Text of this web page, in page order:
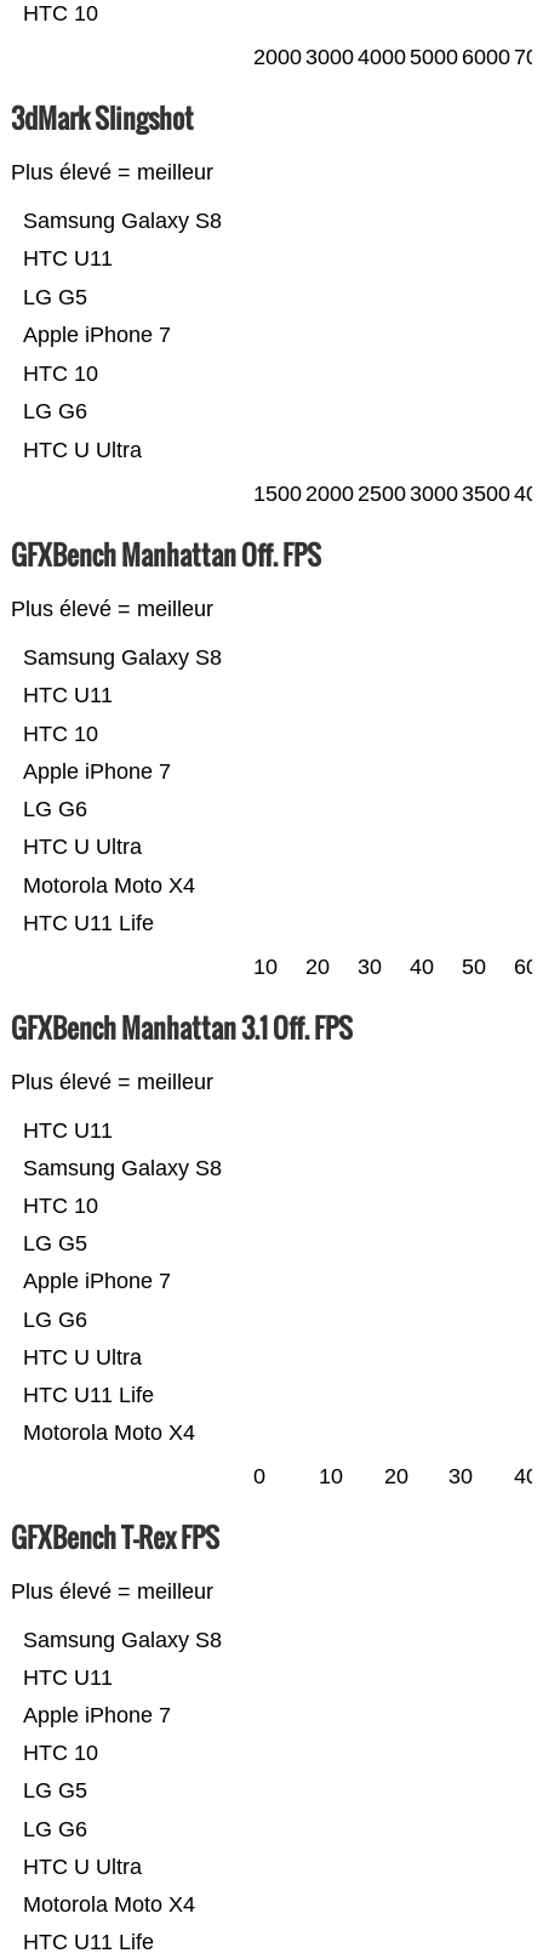
HTC 10
2000300040005000 6000
3dMark Slingshot
Plus élevé = meilleur
HTC U Ultra
LG G6
HTC 10
Apple iPhone 7
LG G5
HTC U11
Samsung Galaxy S8
15002000250030003500
GFXBench Manhattan Off. FPS
Plus élevé = meilleur
HTC U11 Life
Motorola Moto X4
HTC U Ultra
LG G6
Apple iPhone 7
HTC 10
HTC U11
Samsung Galaxy S8
10 20 30 40 50 60
GFXBench Manhattan 3.1 Off. FPS
Plus élevé = meilleur
Motorola Moto X4
HTC U11 Life
HTC U Ultra
LG G6
Apple iPhone 7
LG G5
HTC 10
Samsung Galaxy S8
HTC U11
0 10 20 30 40
GFXBench T-Rex FPS
Plus élevé = meilleur
HTC U11 Life
Motorola Moto X4
HTC U Ultra
LG G6
LG G5
HTC 10
Apple iPhone 7
HTC U11
Samsung Galaxy S8